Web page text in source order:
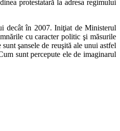
protestatară la adresa regimului
decât în 2007. Iniţiat de Ministerul
cu caracter politic şi măsurile
şansele de reuşită ale unui astfel
sunt percepute ele de imaginarul